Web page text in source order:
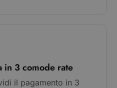
in 3 comode rate
il pagamento in 3